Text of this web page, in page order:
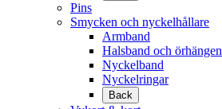
Pins
Smycken och nyckelhållare
Armband
Halsband och örhängen
Nyckelband
Nyckelringar
Back